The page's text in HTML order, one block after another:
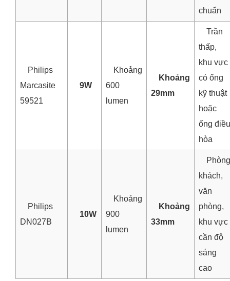
chuẩn
Philips
Marcasite
59521
9W
Khoảng
600
lumen
Khoảng
29mm
Trần
thấp,
khu vực
có ống
kỹ thuật
hoặc
ống điều
hòa
Philips
DN027B
10W
Khoảng
900
lumen
Khoảng
33mm
Phòng
khách,
văn
phòng,
khu vực
cần độ
sáng
cao